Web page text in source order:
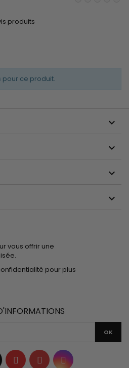
produits
pour ce produit.




vous offrir une
pour plus
TwitterYouTubePinterestInstagram